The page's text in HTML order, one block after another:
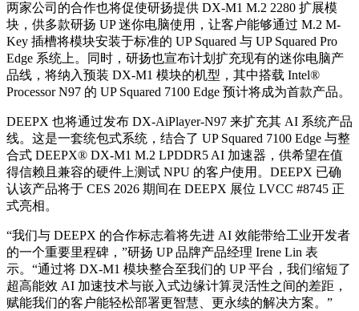
两家公司的合作也将促使研扬提供 DX-M1 M.2 2280 扩展模
块，供多款研扬 UP 迷你电脑使用，让客户能够通过 M.2 M-
Key 插槽将模块安装于标准的 UP Squared 与 UP Squared Pro
Edge 系统上。同时，研扬也宣布计划扩充现有的迷你电脑产
品线，将纳入预装 DX-M1 模块的机型，其中搭载 Intel®
Processor N97 的 UP Squared 7100 Edge 预计将成为首款产品。
DEEPX 也将通过发布 DX-AiPlayer-N97 来扩充其 AI 系统产品
线。这是一套统包式系统，结合了 UP Squared 7100 Edge 与整
合式 DEEPX® DX-M1 M.2 LPDDR5 AI 加速器，供希望在值
得信赖且兼容的硬件上测试 NPU 的客户使用。DEEPX 已确
认该产品将于 CES 2026 期间在 DEEPX 展位 LVCC #8745 正
式亮相。
“我们与 DEEPX 的合作标志着将先进 AI 效能带给工业开发者
的一个重要里程碑，”研扬 UP 品牌产品经理 Irene Lin 表
示。“通过将 DX-M1 模块整合至我们的 UP 平台，我们缩短了
超高能效 AI 加速技术与嵌入式边缘计算灵活性之间的差距，
赋能我们的客户能轻松部署更智慧、更永续的解决方案。”